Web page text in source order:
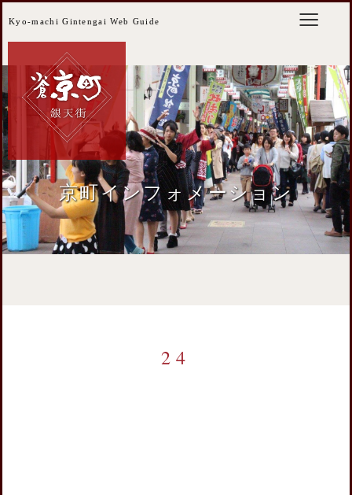
Kyo-machi Gintengai Web Guide
京町インフォメーション
24